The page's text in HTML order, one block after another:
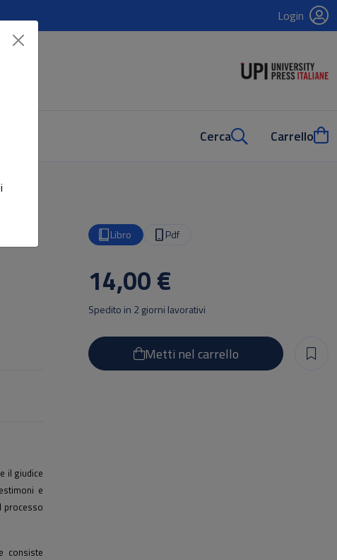
Login
Cerca Carrello
il giudice
e
processo
consiste
Libro Pdf
14,00 €
Metti nel carrello
Spedito in 2 giorni lavorativi